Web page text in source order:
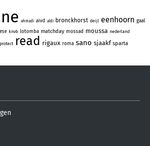
ahmadi aivd aldi bronckhorst deijl eenhoorn gaal
knvb lotomba matchday mossad moussa nederland
protect read rigaux roma sano sjaakf sparta